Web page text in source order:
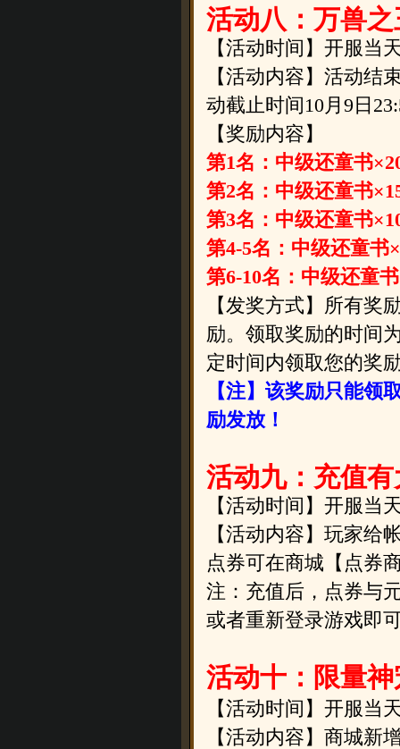
活动八：万兽之
【活动时间】 开服当
【活动内容】活动结
动截止时间10月9日
【奖励内容】
第1名：中级还童书
第2名：中级还童书
第3名：中级还童书
第4-5名：中级还童
第6-10名：中级还童
【发奖方式】所有奖
励。领取奖励的时间
定时间内领取您的奖
【注】该奖励只能领
励发放！
活动九：充值
【活动时间】 开服当
【活动内容】玩家给
点券可在商城【点券
注：充值后，点券与
或者重新登录游戏即
活动十：限量
【活动时间】 开服当
【活动内容】商城新